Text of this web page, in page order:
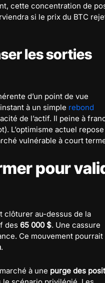
cette concentration de
si le prix du BTC
les sorties
d’un point de vue
à un simple rebond
de l’actif. Il peine à
L’optimisme actuel
vulnérable à court
pour
clôturer au-dessus de la
des 65 000 $. Une cassure
Ce mouvement pourrait
.
à une purge des